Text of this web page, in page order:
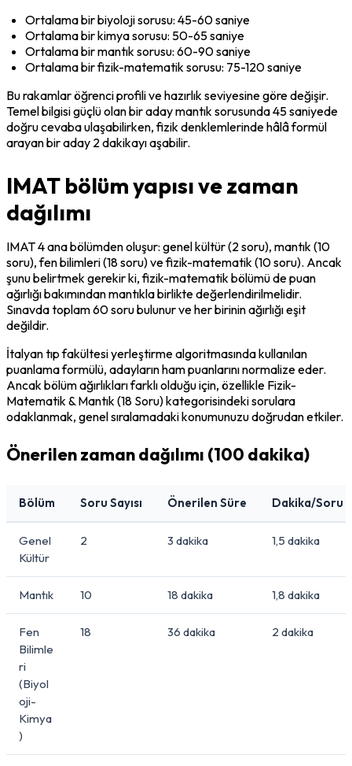
Ortalama bir biyoloji sorusu: 45-60 saniye
Ortalama bir kimya sorusu: 50-65 saniye
Ortalama bir mantık sorusu: 60-90 saniye
Ortalama bir fizik-matematik sorusu: 75-120 saniye
Bu rakamlar öğrenci profili ve hazırlık seviyesine göre değişir.
Temel bilgisi güçlü olan bir aday mantık sorusunda 45 saniyede
doğru cevaba ulaşabilirken, fizik denklemlerinde hâlâ formül
arayan bir aday 2 dakikayı aşabilir.
IMAT bölüm yapısı ve zaman
dağılımı
IMAT 4 ana bölümden oluşur: genel kültür (2 soru), mantık (10
soru), fen bilimleri (18 soru) ve fizik-matematik (10 soru). Ancak
şunu belirtmek gerekir ki, fizik-matematik bölümü de puan
ağırlığı bakımından mantıkla birlikte değerlendirilmelidir.
Sınavda toplam 60 soru bulunur ve her birinin ağırlığı eşit
değildir.
İtalyan tıp fakültesi yerleştirme algoritmasında kullanılan
puanlama formülü, adayların ham puanlarını normalize eder.
Ancak bölüm ağırlıkları farklı olduğu için, özellikle Fizik-
Matematik & Mantık (18 Soru) kategorisindeki sorulara
odaklanmak, genel sıralamadaki konumunuzu doğrudan etkiler.
Önerilen zaman dağılımı (100 dakika)
Bölüm Soru Sayısı Önerilen Süre Dakika/Soru
Genel
Kültür
2 3 dakika 1,5 dakika
Mantık 10 18 dakika 1,8 dakika
Fen
Bilimle
ri
(Biyol
oji-
Kimya
)
18 36 dakika 2 dakika